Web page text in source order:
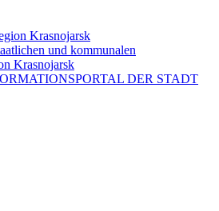
Krasnojarsk
und kommunalen
Krasnojarsk
DER STADT